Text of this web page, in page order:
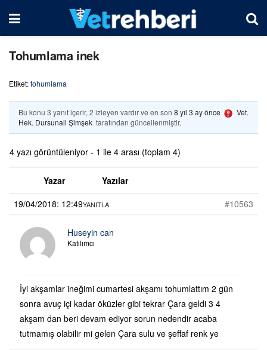
Tohumlama inek
Etiket:tohumlama
Bu konu 3 yanıt içerir, 2 izleyen vardır ve en son 8 yıl 3 ay önce
Vet.
Hek. Dursunali Şimşek tarafından güncellenmiştir.
4 yazı görüntüleniyor - 1 ile 4 arası (toplam 4)
Yazar
Yazılar
19/04/2018: 12:49
#10563
YANITLA
Huseyin can
Katılımcı
İyi akşamlar ineğimi cumartesi akşamı tohumlattım 2 gün
sonra avuç içi kadar öküzler gibi tekrar Çara geldi 3 4
akşam dan beri devam ediyor sorun nedendir acaba
tutmamış olabilir mi gelen Çara sulu ve şeffaf renk ye